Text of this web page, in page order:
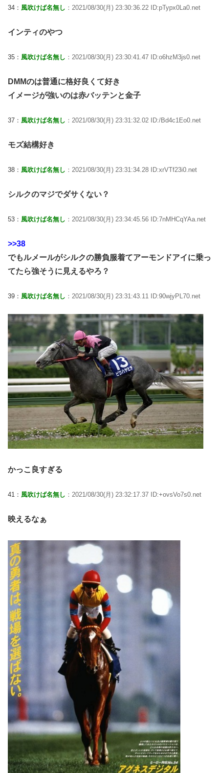
34： 風吹けば名無し ：2021/08/30(月) 23:30:36.22 ID:pTypx0La0.net
インティのやつ
35： 風吹けば名無し ：2021/08/30(月) 23:30:41.47 ID:o6hzM3js0.net
DMMのは普通に格好良くて好き
イメージが強いのは赤バッテンと金子
37： 風吹けば名無し ：2021/08/30(月) 23:31:32.02 ID:/Bd4c1Eo0.net
モズ結構好き
38： 風吹けば名無し ：2021/08/30(月) 23:31:34.28 ID:xrVTf23i0.net
シルクのマジでダサくない？
53： 風吹けば名無し ：2021/08/30(月) 23:34:45.56 ID:7nMHCqYAa.net
>>38
でもルメールがシルクの勝負服着てアーモンドアイに乗っ
てたら強そうに見えるやろ？
39： 風吹けば名無し ：2021/08/30(月) 23:31:43.11 ID:90wjyPL70.net
かっこ良すぎる
41： 風吹けば名無し ：2021/08/30(月) 23:32:17.37 ID:+ovsVo7s0.net
映えるなぁ